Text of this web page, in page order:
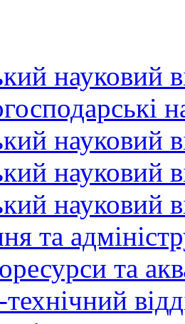
науковий
науковий
науковий
науковий
та
та